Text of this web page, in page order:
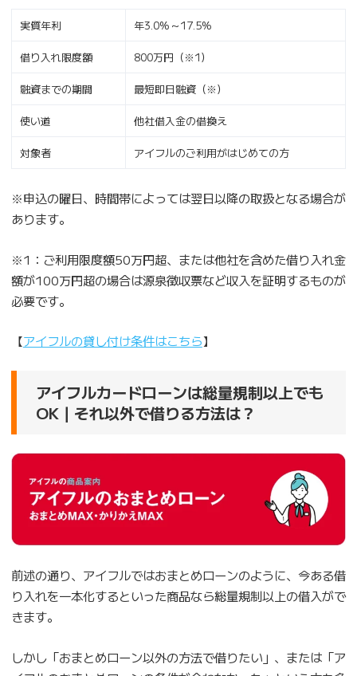
実質年利 年3.0%～17.5%
借り入れ限度額 800万円（※1）
融資までの期間 最短即日融資（※）
使い道 他社借入金の借換え
対象者 アイフルのご利用がはじめての方
※申込の曜日、時間帯によっては翌日以降の取扱となる場合が
あります。
※1：ご利用限度額50万円超、または他社を含めた借り入れ金
額が100万円超の場合は源泉徴収票など収入を証明するものが
必要です。
【アイフルの貸し付け条件はこちら】
アイフルカードローンは総量規制以上でも
OK｜それ以外で借りる方法は？
前述の通り、アイフルではおまとめローンのように、今ある借
り入れを一本化するといった商品なら総量規制以上の借入がで
きます。
しかし「おまとめローン以外の方法で借りたい」、または「ア